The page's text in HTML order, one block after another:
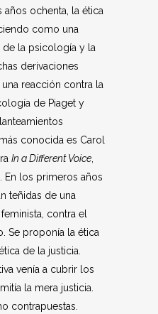
ochenta, la ética
como una
la psicología y la
derivaciones
reacción contra la
de Piaget y
conocida es Carol
In a Different Voice
En los primeros años
teñidas de una
contra el
Se proponía la ética
de la justicia.
venía a cubrir los
la mera justicia.
contrapuestas.